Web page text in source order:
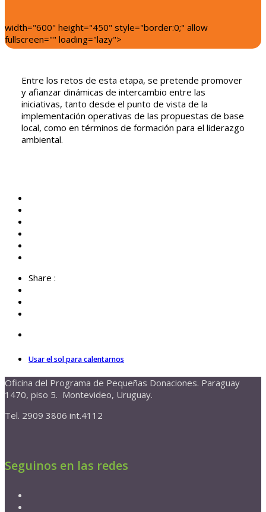
width="600" height="450" style="border:0;" allow
fullscreen="" loading="lazy">
Entre los retos de esta etapa, se pretende promover
y afianzar dinámicas de intercambio entre las
iniciativas, tanto desde el punto de vista de la
implementación operativas de las propuestas de base
local, como en términos de formación para el liderazgo
ambiental.
Share :
Usar el sol para calentarnos
Oficina del Programa de Pequeñas Donaciones. Paraguay
1470, piso 5. Montevideo, Uruguay.
Tel. 2909 3806 int.4112
Seguinos en las redes